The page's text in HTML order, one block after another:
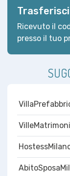
Ricevuto il
presso il tuo